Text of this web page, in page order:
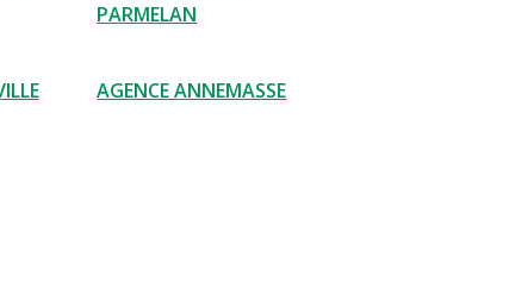
PARMELAN
AGENCE ANNEMASSE